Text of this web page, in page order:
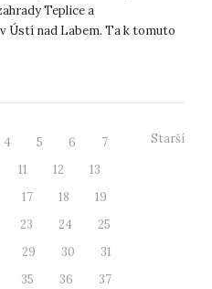
Teplice a
Ústí nad Labem. Ta k tomuto
4 5 6
7
11 12
13
17 18
19
23 24
25
29 30
31
35 36
37
Starší